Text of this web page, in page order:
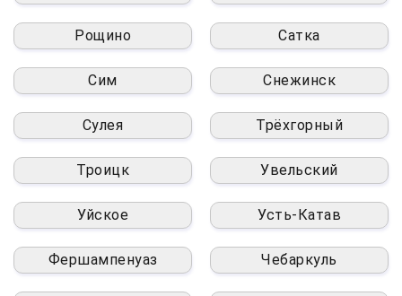
Рощино Сатка
Сим Снежинск
Сулея Трёхгорный
Троицк Увельский
Уйское Усть-Катав
Фершампенуаз Чебаркуль